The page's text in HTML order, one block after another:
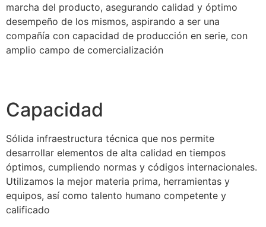
marcha del producto, asegurando calidad y óptimo
desempeño de los mismos, aspirando a ser una
compañía con capacidad de producción en serie, con
amplio campo de comercialización
Capacidad
Sólida infraestructura técnica que nos permite
desarrollar elementos de alta calidad en tiempos
óptimos, cumpliendo normas y códigos internacionales.
Utilizamos la mejor materia prima, herramientas y
equipos, así como talento humano competente y
calificado